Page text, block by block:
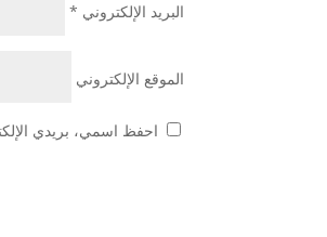
البريد الإلكتروني *
الموقع الإلكتروني
احفظ اسمي، بريدي